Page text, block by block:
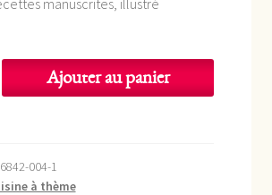
était :
16,50 €.
prix
est :
10,00 €.
manuscrites, illustré
Ajouter au panier
004-1
à thème